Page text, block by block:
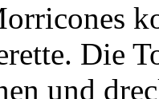
Die
und